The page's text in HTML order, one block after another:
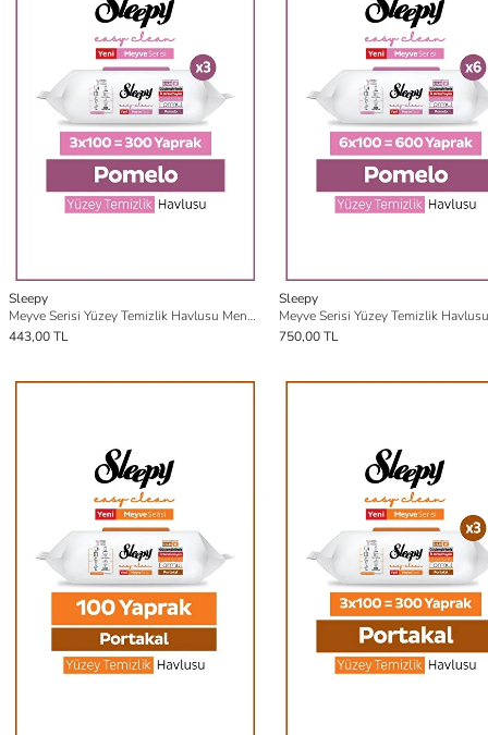
Sleepy
Meyve Serisi Yüzey Temizlik Havlusu Mendili Pomelo 3x100 (300 Yaprak)
443,00 TL
Sleepy
750,00 TL